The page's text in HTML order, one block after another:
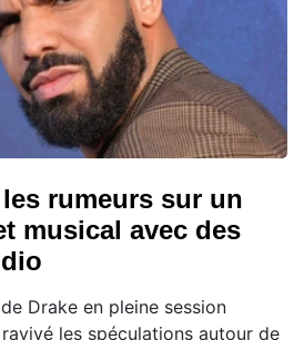
rumeurs sur un
musical avec des
Drake en pleine session
les spéculations autour de